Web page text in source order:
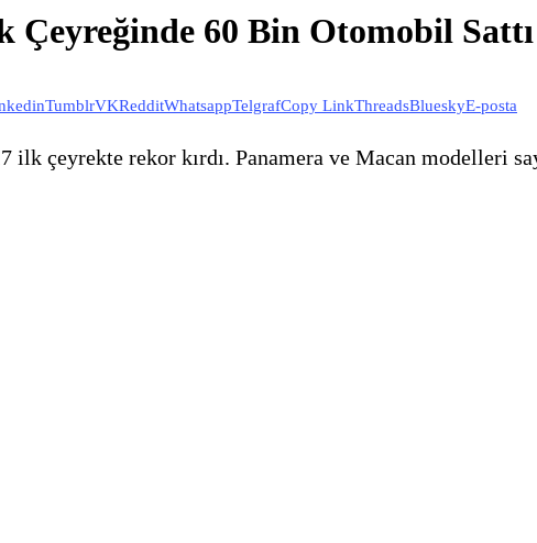
Çeyreğinde 60 Bin Otomobil Sattı
TumblrVKRedditWhatsappTelgrafCopy LinkThreadsBlueskyE-posta
ilk çeyrekte rekor kırdı. Panamera ve Macan modelleri